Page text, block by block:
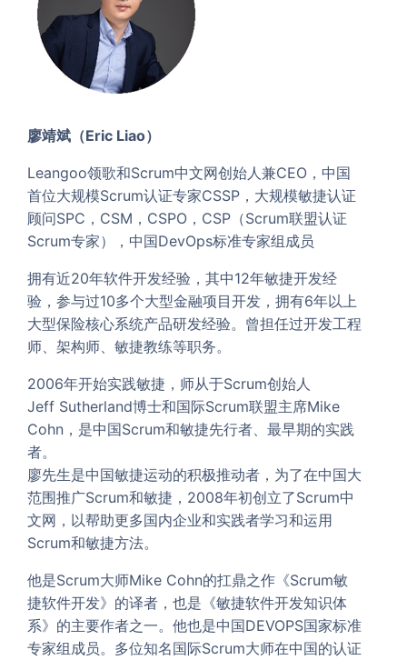
廖靖斌（Eric Liao）
Leangoo领歌和Scrum中文网创始人兼CEO，中国
首位大规模Scrum认证专家CSSP，大规模敏捷认证
顾问SPC，CSM，CSPO，CSP（Scrum联盟认证
Scrum专家），中国DevOps标准专家组成员
拥有近20年软件开发经验，其中12年敏捷开发经
验，参与过10多个大型金融项目开发，拥有6年以上
大型保险核心系统产品研发经验。曾担任过开发工程
师、架构师、敏捷教练等职务。
2006年开始实践敏捷，师从于Scrum创始人
Jeff Sutherland博士和国际Scrum联盟主席Mike
Cohn，是中国Scrum和敏捷先行者、最早期的实践
者。
廖先生是中国敏捷运动的积极推动者，为了在中国大
范围推广Scrum和敏捷，2008年初创立了Scrum中
文网，以帮助更多国内企业和实践者学习和运用
Scrum和敏捷方法。
他是Scrum大师Mike Cohn的扛鼎之作《Scrum敏
捷软件开发》的译者，也是《敏捷软件开发知识体
系》的主要作者之一。他也是中国DEVOPS国家标准
专家组成员。多位知名国际Scrum大师在中国的认证